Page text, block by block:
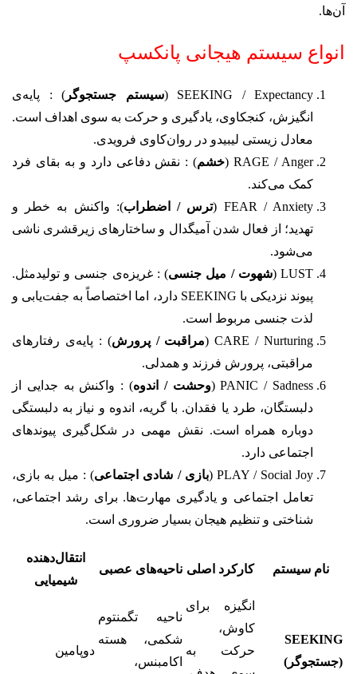
آن‌ها.
انواع سیستم هیجانی پانکسپ
SEEKING / Expectancy ( سیستم جستجوگر ) : پایه‌ی
انگیزش، کنجکاوی، یادگیری و حرکت به سوی اهداف است.
معادل زیستی لیبیدو در روان‌کاوی فرویدی.
RAGE / Anger (
خشم) : نقش دفاعی دارد و به بقای فرد
کمک می‌کند.
FEAR / Anxiety (
ترس / اضطراب): واکنش به خطر و
تهدید؛ از فعال شدن آمیگدال و ساختارهای زیرقشری ناشی
می‌شود.
LUST (
شهوت / میل جنسی) : غریزه‌ی جنسی و تولیدمثل.
پیوند نزدیکی با SEEKING دارد، اما اختصاصاً به جفت‌یابی و
لذت جنسی مربوط است.
CARE / Nurturing (
مراقبت / پرورش) : پایه‌ی رفتارهای
مراقبتی، پرورش فرزند و همدلی.
PANIC / Sadness (
وحشت / اندوه) : واکنش به جدایی از
دلبستگان، طرد یا فقدان. با گریه، اندوه و نیاز به دلبستگی
دوباره همراه است. نقش مهمی در شکل‌گیری پیوندهای
اجتماعی دارد.
PLAY / Social Joy (
بازی / شادی اجتماعی) : میل به بازی،
تعامل اجتماعی و یادگیری مهارت‌ها. برای رشد اجتماعی،
شناختی و تنظیم هیجان بسیار ضروری است.
نام سیستم کارکرد اصلی ناحیه‌های عصبی
انتقال‌دهنده‌
شیمیایی
SEEKING
(جستجوگر)
انگیزه برای
کاوش،
حرکت به
ناحیه تگمنتوم
شکمی، هسته
اکامبنس،
دوپامین